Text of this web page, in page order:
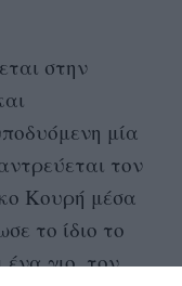
στην
μία
τον
Κουρή μέσα
το ίδιο το
γιο, τον